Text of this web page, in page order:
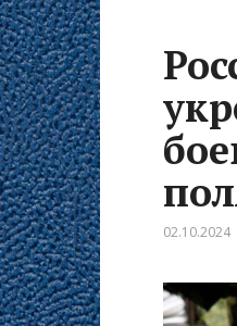
02.10.2024